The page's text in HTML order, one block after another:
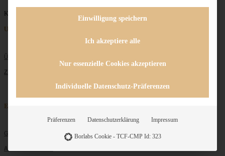
Keine Beiträge gefunden
Unternehmen
ÜBER MICH
ZUSAMMENARBEIT
Entdecken
GRUNDLAGEN
ALLE REZEPTE
Einwilligung speichern
Ich akzeptiere alle
Nur essenzielle Cookies akzeptieren
Individuelle Datenschutz-Präferenzen
Präferenzen Datenschutzerklärung Impressum
Borlabs Cookie - TCF-CMP Id: 323